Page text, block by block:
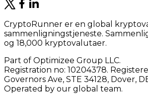
CryptoRunner er en global
sammenligningstjeneste.
og 18,000 kryptovalutaer.
Part of Optimizee Group LLC.
Registration no: 10204378.
Governors Ave, STE 34128, Dover,
Operated by our global team.